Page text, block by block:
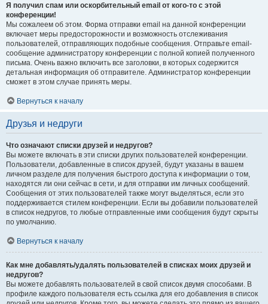
Я получил спам или оскорбительный email от кого-то с этой
конференции!
Мы сожалеем об этом. Форма отправки email на данной конференции
включает меры предосторожности и возможность отслеживания
пользователей, отправляющих подобные сообщения. Отправьте email-
сообщение администратору конференции с полной копией полученного
письма. Очень важно включить все заголовки, в которых содержится
детальная информация об отправителе. Администратор конференции
сможет в этом случае принять меры.
Вернуться к началу
Друзья и недруги
Что означают списки друзей и недругов?
Вы можете включать в эти списки других пользователей конференции.
Пользователи, добавленные в список друзей, будут указаны в вашем
личном разделе для получения быстрого доступа к информации о том,
находятся ли они сейчас в сети, и для отправки им личных сообщений.
Сообщения от этих пользователей также могут выделяться, если это
поддерживается стилем конференции. Если вы добавили пользователей
в список недругов, то любые отправленные ими сообщения будут скрыты
по умолчанию.
Вернуться к началу
Как мне добавлять/удалять пользователей в списках моих друзей и
недругов?
Вы можете добавлять пользователей в свой список двумя способами. В
профиле каждого пользователя есть ссылка для его добавления в список